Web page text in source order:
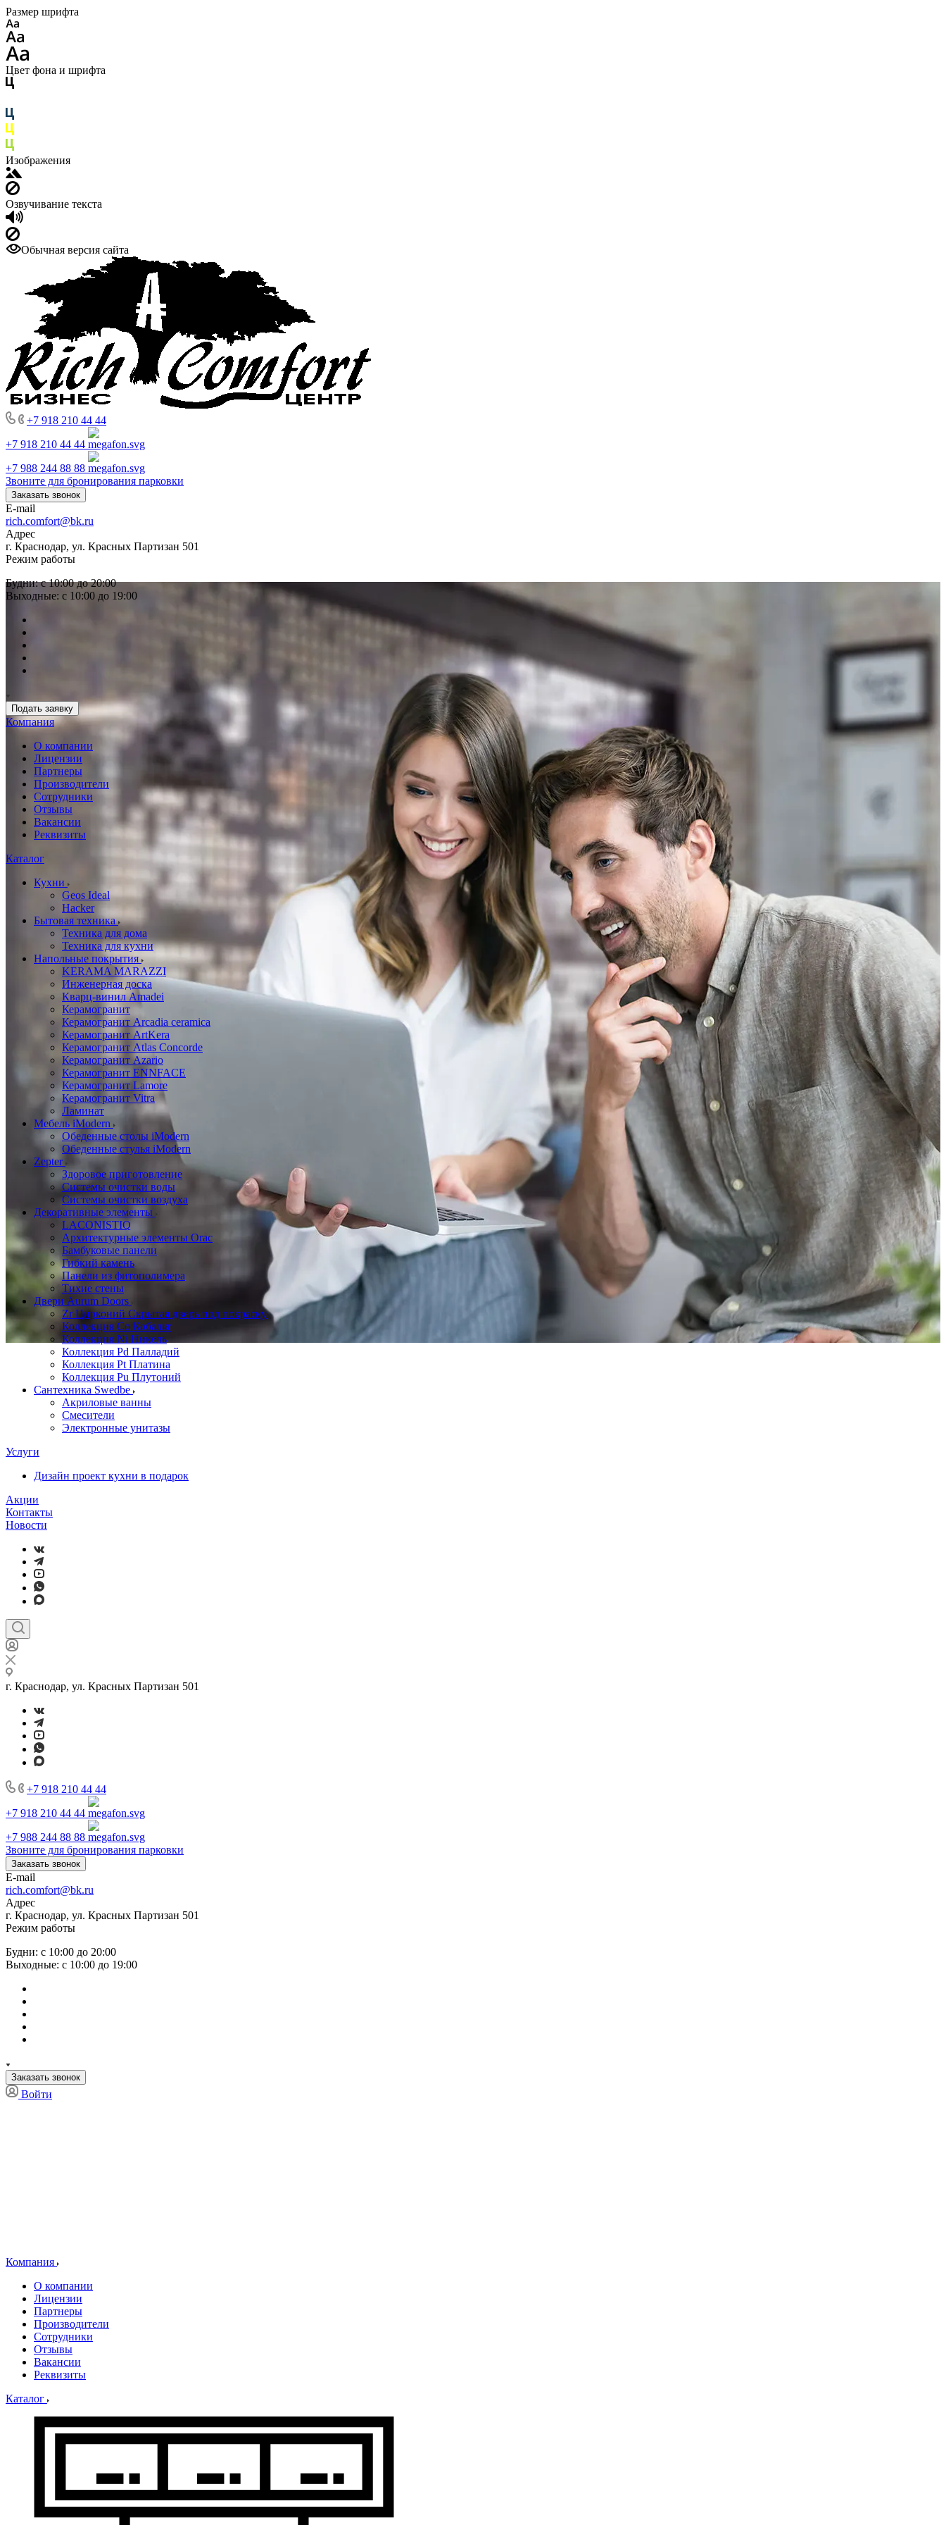
Размер шрифта
Цвет фона и шрифта
Изображения
Озвучивание текста
Обычная версия сайта
+7 918 210 44 44
+7 918 210 44 44
+7 988 244 88 88
Звоните для бронирования парковки
Заказать звонок
E-mail
rich.comfort@bk.ru
Адрес
г. Краснодар, ул. Красных Партизан 501
Режим работы
Будни: с 10:00 до 20:00
Выходные: с 10:00 до 19:00
Подать заявку
Компания
О компании
Лицензии
Партнеры
Производители
Сотрудники
Отзывы
Вакансии
Реквизиты
Каталог
Кухни
Geos Ideal
Hacker
Бытовая техника
Техника для дома
Техника для кухни
Напольные покрытия
KERAMA MARAZZI
Инженерная доска
Кварц-винил Amadei
Керамогранит
Керамогранит Arcadia ceramica
Керамогранит ArtKera
Керамогранит Atlas Concorde
Керамогранит Azario
Керамогранит ENNFACE
Керамогранит Lamore
Керамогранит Vitra
Ламинат
Мебель iModern
Обеденные столы iModern
Обеденные стулья iModern
Zepter
Здоровое приготовление
Системы очистки воды
Системы очистки воздуха
Декоративные элементы
LACONISTIQ
Архитектурные элементы Orac
Бамбуковые панели
Гибкий камень
Панели из фитополимера
Тихие стены
Двери Aurum Doors
Zr Цирконий Скрытая дверь под покраску
Коллекция Co Кобальт
Коллекция Ni Никель
Коллекция Pd Палладий
Коллекция Pt Платина
Коллекция Pu Плутоний
Сантехника Swedbe
Акриловые ванны
Смесители
Электронные унитазы
Услуги
Дизайн проект кухни в подарок
Акции
Контакты
Новости
г. Краснодар, ул. Красных Партизан 501
+7 918 210 44 44
+7 918 210 44 44
+7 988 244 88 88
Звоните для бронирования парковки
Заказать звонок
E-mail
rich.comfort@bk.ru
Адрес
г. Краснодар, ул. Красных Партизан 501
Режим работы
Будни: с 10:00 до 20:00
Выходные: с 10:00 до 19:00
Заказать звонок
Войти
Компания
О компании
Лицензии
Партнеры
Производители
Сотрудники
Отзывы
Вакансии
Реквизиты
Каталог